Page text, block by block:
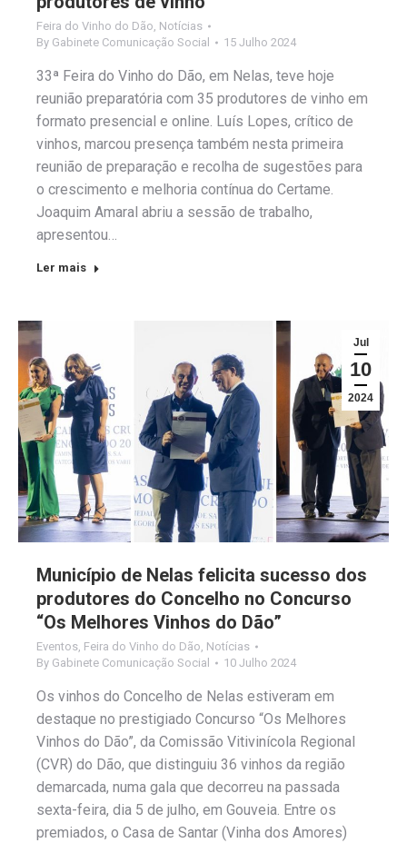
Feira do Vinho do Dão Notícias
By Gabinete Comunicação Social 15 Julho 2024
33ª Feira do Vinho do Dão, em Nelas, teve hoje
reunião preparatória com 35 produtores de vinho em
formato presencial e online. Luís Lopes, crítico de
vinhos, marcou presença também nesta primeira
reunião de preparação e recolha de sugestões para
o crescimento e melhoria contínua do Certame.
Joaquim Amaral abriu a sessão de trabalho,
apresentou…
Ler mais
Jul
10
2024
Município de Nelas felicita sucesso dos
produtores do Concelho no Concurso
“Os Melhores Vinhos do Dão”
Eventos, Feira do Vinho do Dão, Notícias
By Gabinete Comunicação Social 10 Julho 2024
Os vinhos do Concelho de Nelas estiveram em
destaque no prestigiado Concurso “Os Melhores
Vinhos do Dão”, da Comissão Vitivinícola Regional
(CVR) do Dão, que distinguiu 36 vinhos da região
demarcada, numa gala que decorreu na passada
sexta-feira, dia 5 de julho, em Gouveia. Entre os
premiados, o Casa de Santar (Vinha dos Amores)